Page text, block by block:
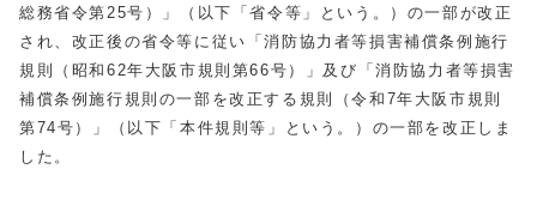
総務省令第25号）」（以下「省令等」という。）の一部が改正
され、改正後の省令等に従い「消防協力者等損害補償条例施行
規則（昭和62年大阪市規則第66号）」及び「消防協力者等損害
補償条例施行規則の一部を改正する規則（令和7年大阪市規則
第74号）」（以下「本件規則等」という。）の一部を改正しま
した。